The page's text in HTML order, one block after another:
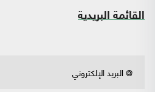
القائمة البريدية